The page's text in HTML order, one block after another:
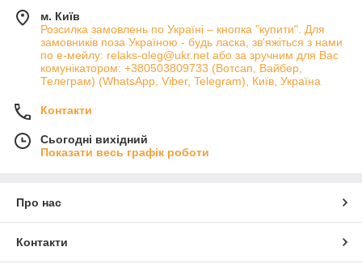
м. Київ
Розсилка замовлень по Україні – кнопка "купити". Для
замовників поза Україною - будь ласка, зв'яжіться з нами
по е-мейлу: relaks-oleg@ukr.net або за зручним для Вас
комунікатором: +380503809733 (Вотсап, Вайбер,
Телеграм) (WhatsApp, Viber, Telegram), Київ, Україна
Контакти
Сьогодні вихідний
Показати весь графік роботи
Про нас
Контакти